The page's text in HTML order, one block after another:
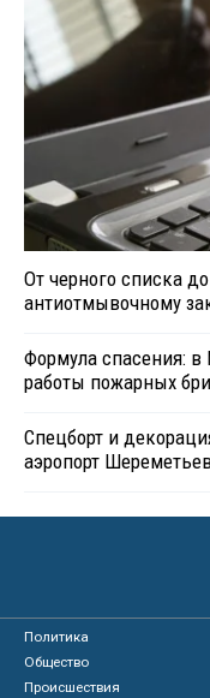
От черного списка
антиотмывочному
Формула спасения:
работы пожарных
Спецборт и
аэропорт
Политика
Общество
Происшествия